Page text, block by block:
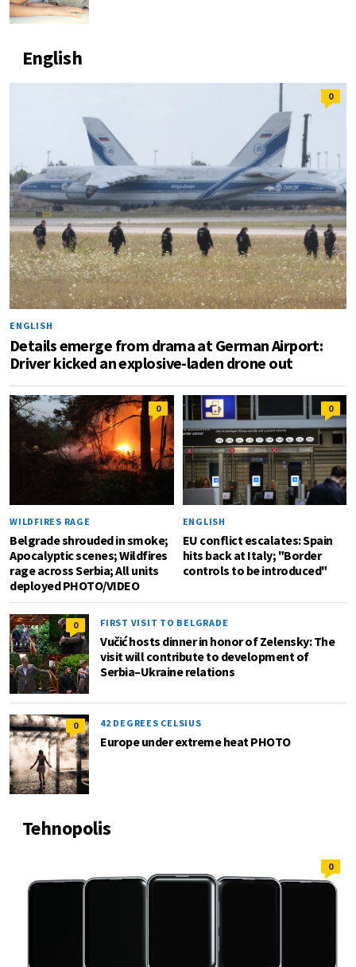
English
0
ENGLISH
Details emerge from drama at German Airport:
Driver kicked an explosive-laden drone out
0
WILDFIRES RAGE
Belgrade shrouded in smoke;
Apocalyptic scenes; Wildfires
rage across Serbia; All units
deployed PHOTO/VIDEO
0
ENGLISH
EU conflict escalates: Spain
hits back at Italy; "Border
controls to be introduced"
0 FIRST VISIT TO BELGRADE
Vučić hosts dinner in honor of Zelensky: The
visit will contribute to development of
Serbia–Ukraine relations
0 42 DEGREES CELSIUS
Europe under extreme heat PHOTO
Tehnopolis
0